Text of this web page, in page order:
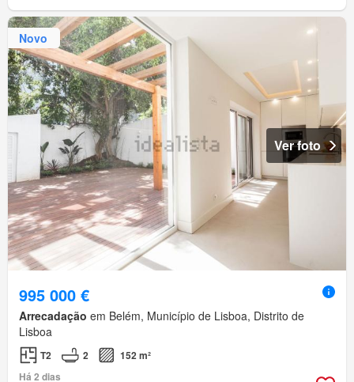
Novo
Ver foto
995 000 €
Arrecadação em Belém, Município de Lisboa, Distrito de
Lisboa
T2 2
152 m²
Há 2 dias